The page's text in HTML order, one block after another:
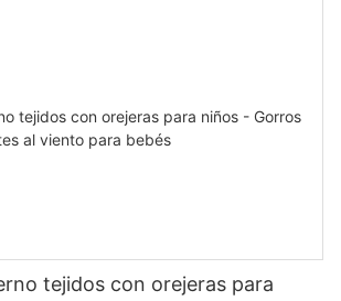
tejidos con orejeras para